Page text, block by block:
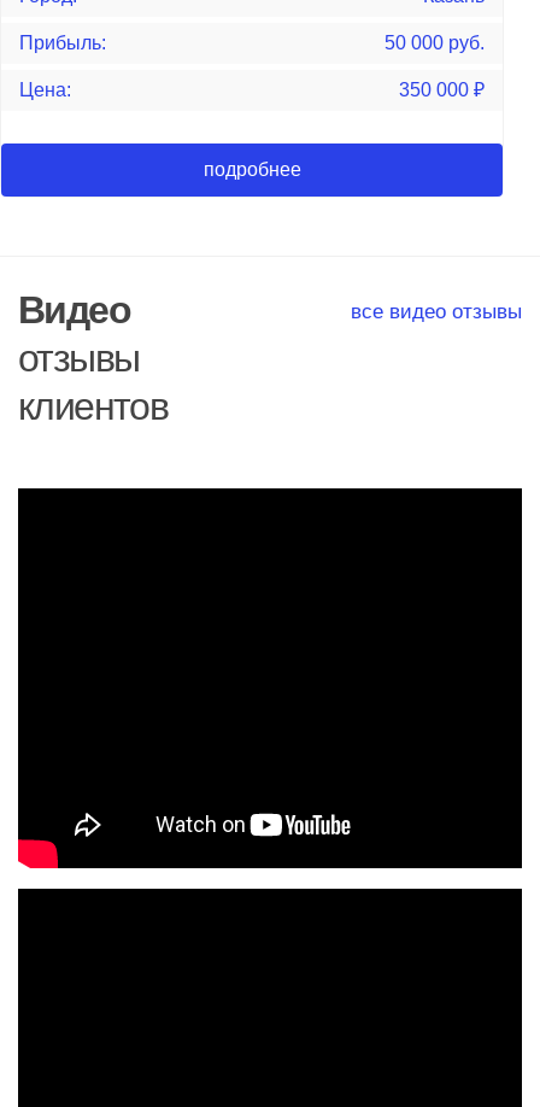
Прибыль: 50 000 руб.
Цена: 350 000 ₽
подробнее
Видео
отзывы
клиентов
все видео отзывы